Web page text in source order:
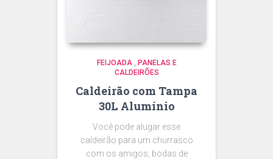
FEIJOADA, PANELAS E
CALDEIRÕES
Caldeirão com Tampa
30L Alumínio
Você pode alugar esse
caldeirão para um churrasco
com os amigos, bodas de